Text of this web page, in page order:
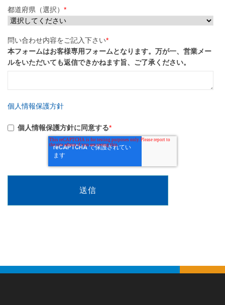
都道府県（選択） *
問い合わせ内容をご記入下さい*
本フォームはお客様専用フォームとなります。万が一、営業メー
ルをいただいても返信できかねます旨、ご了承ください。
個人情報保護方針
個人情報保護方針に同意する*